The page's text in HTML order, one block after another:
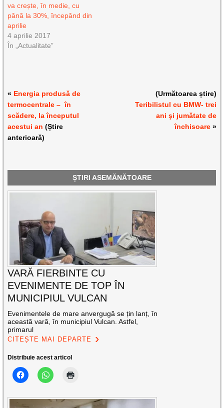
va crește, în medie, cu
până la 30%, începând din
aprilie
4 aprilie 2017
În „Actualitate”
« Energia produsă de
termocentrale – în
scădere, la începutul
acestui an (Știre
anterioară)
(Următoarea știre)
Teribilistul cu BMW- trei
ani şi jumătate de
închisoare»
ȘTIRI ASEMĂNĂTOARE
VARĂ FIERBINTE CU
EVENIMENTE DE TOP ÎN
MUNICIPIUL VULCAN
Evenimentele de mare anvergugă se țin lanț, în
această vară, în municipiul Vulcan. Astfel,
primarul
CITEȘTE MAI DEPARTE
Distribuie acest articol